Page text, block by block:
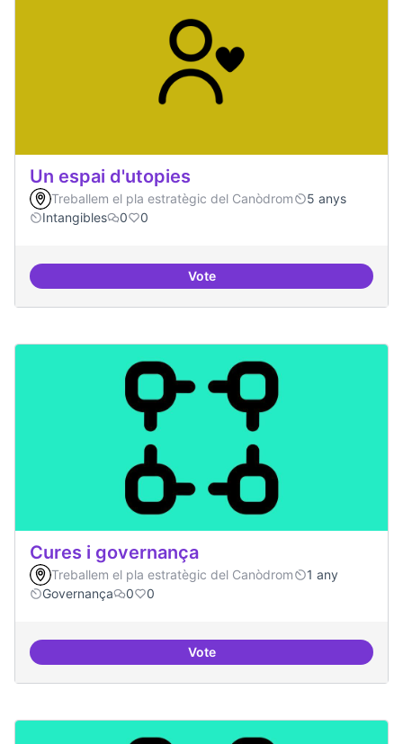
Un espai d'utopies
Treballem el pla estratègic del Canòdrom
5 anys
Intangibles
0 0
VoteUn espai d'utopies
Cures i governança
Treballem el pla estratègic del Canòdrom
1 any
Governança
0 0
VoteCures i governança